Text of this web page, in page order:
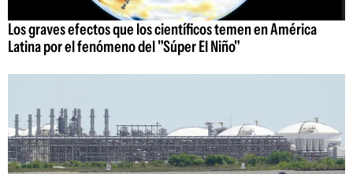
Los graves efectos que los científicos temen en América
Latina por el fenómeno del "Súper El Niño"